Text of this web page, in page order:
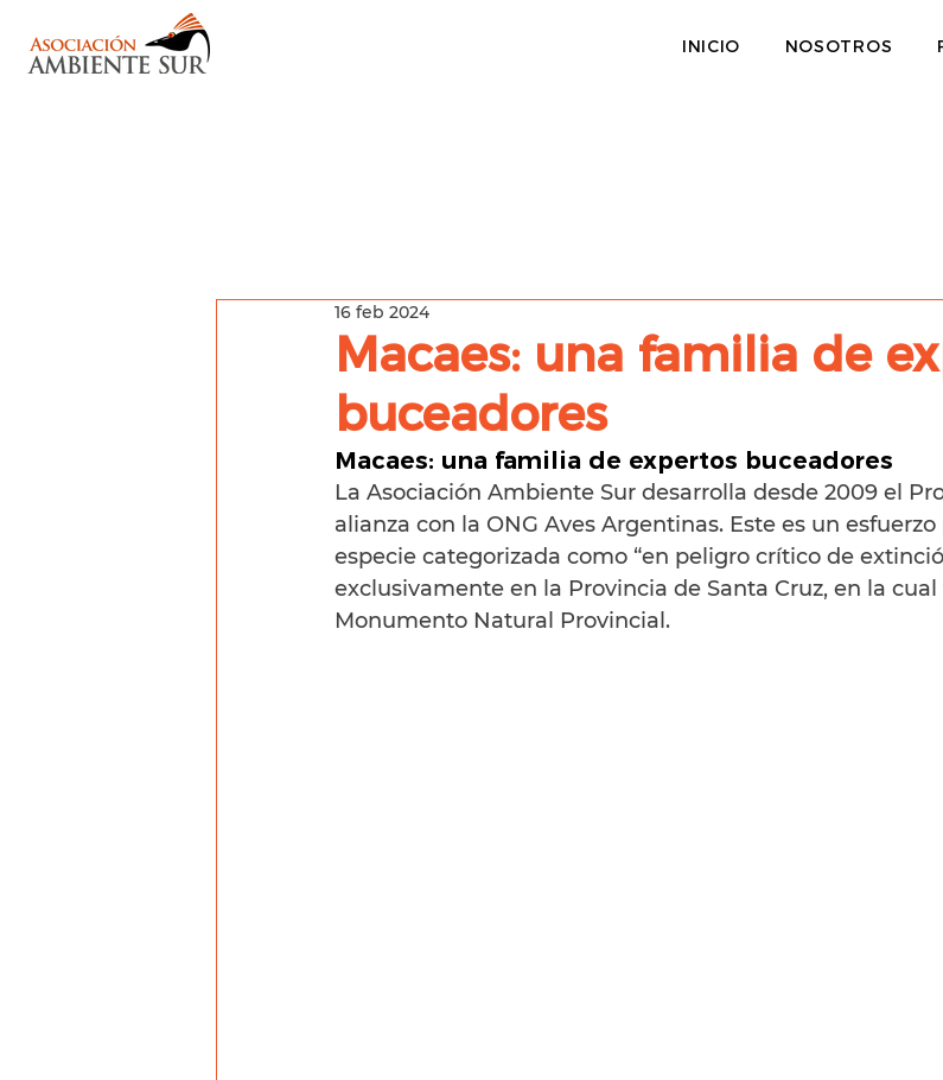
INICIO NOSOTROS
Macaes: una familia de
buceadores
16 feb 2024
Macaes: una familia de expertos buceadores
La Asociación Ambiente Sur desarrolla desde 2009 el
alianza con la ONG Aves Argentinas. Este es un
especie categorizada como “en peligro crítico de
exclusivamente en la Provincia de Santa Cruz, en la
Monumento Natural Provincial.